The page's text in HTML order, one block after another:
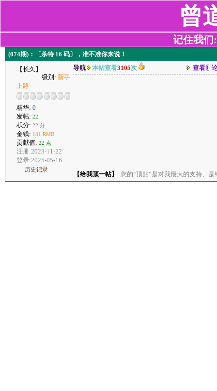
曾
记住我们
(074期)：〔杀特 16 码〕，准不准你来说！
【长久】
级别: 新手
上路
精华: 0
发帖: 22
积分: 22 分
金钱: 181 RMB
贡献值: 22 点
注册:2023-11-22
登录:2025-05-16
历史记录
导航 本帖查看3105次 查看〖
【给我顶一帖】 您的“顶贴”是对我最大的支持、